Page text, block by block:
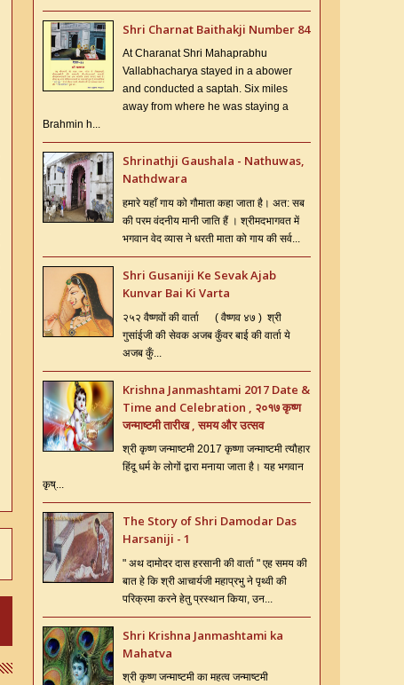
Shri Charnat Baithakji Number 84
At Charanat Shri Mahaprabhu
Vallabhacharya stayed in a abower
and conducted a saptah. Six miles
away from where he was staying a
Brahmin h...
Shrinathji Gaushala - Nathuwas,
Nathdwara
हमारे यहाँ गाय को गौमाता कहा जाता है। अत: सब
की परम वंदनीय मानी जाति हैं । श्रीमदभागवत में
भगवान वेद व्यास ने धरती माता को गाय की सर्व...
Shri Gusaniji Ke Sevak Ajab
Kunvar Bai Ki Varta
२५२ वैष्णवों की वार्ता ( वैष्णव ४७ ) श्री
गुसांईजी की सेवक अजब कुँवर बाई की वार्ता ये
अजब कुँ...
Krishna Janmashtami 2017 Date &
Time and Celebration , २०१७ कृष्ण
जन्माष्टमी तारीख , समय और उत्सव
श्री कृष्ण जन्माष्टमी 2017 कृष्णा जन्माष्टमी त्यौहार
हिंदू धर्म के लोगों द्वारा मनाया जाता है। यह भगवान
कृष्...
The Story of Shri Damodar Das
Harsaniji - 1
" अथ दामोदर दास हरसानी की वार्ता " एह समय की
बात हे कि श्री आचार्यजी महाप्रभु ने पृथ्वी की
परिक्रमा करने हेतु प्रस्थान किया, उन...
Shri Krishna Janmashtami ka
Mahatva
श्री कृष्ण जन्माष्टमी का महत्व जन्माष्टमी